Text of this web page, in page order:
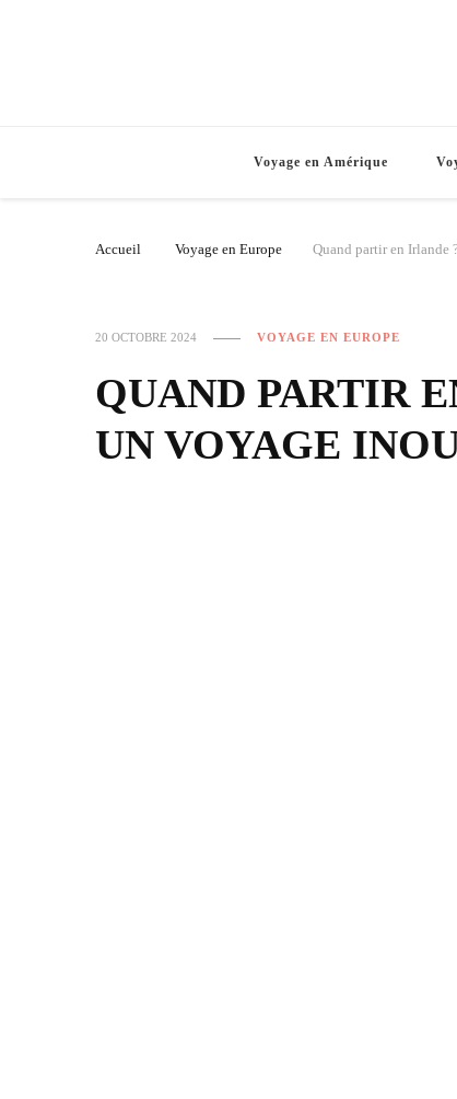
Voyage en Amérique
Accueil Voyage en Europe Quand partir en Irlande
20 OCTOBRE 2024 VOYAGE EN EUROPE
QUAND PARTIR
UN VOYAGE